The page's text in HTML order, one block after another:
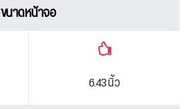
ขนาดหน้าจอ
6.43 นิ้ว